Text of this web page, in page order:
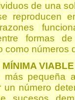
de una
reproducen
formas
como números
VIABLE
más pequeña
un número